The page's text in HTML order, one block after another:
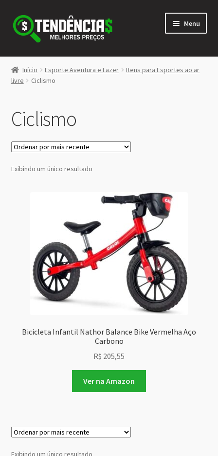
Pular
para
navegação
Pular
para
conteúdo
Menu
LOJA
<>
Início Esporte Aventura e Lazer
Itens para Esportes ao ar
livre
Ciclismo
Ciclismo
Exibindo um único resultado
Bicicleta Infantil Nathor Balance Bike Vermelha Aço
Carbono
R$ 205,55
Ver na Amazon
Exibindo um único resultado